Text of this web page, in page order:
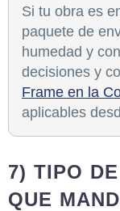
Si tu obra es
paquete de
humedad y
decisiones y
Frame en la
aplicables
7) TIPO
QUE